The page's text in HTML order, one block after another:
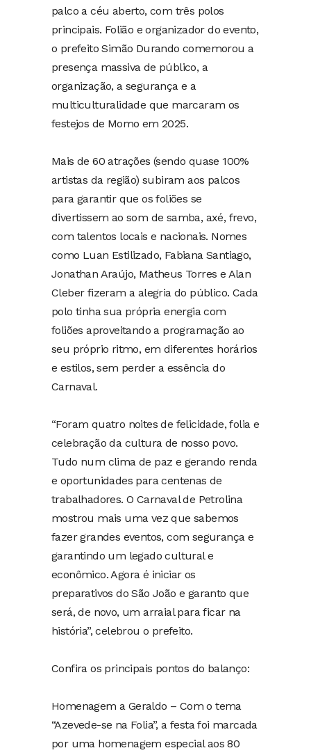
palco a céu aberto, com três polos
principais. Folião e organizador do evento,
o prefeito Simão Durando comemorou a
presença massiva de público, a
organização, a segurança e a
multiculturalidade que marcaram os
festejos de Momo em 2025.
Mais de 60 atrações (sendo quase 100%
artistas da região) subiram aos palcos
para garantir que os foliões se
divertissem ao som de samba, axé, frevo,
com talentos locais e nacionais. Nomes
como Luan Estilizado, Fabiana Santiago,
Jonathan Araújo, Matheus Torres e Alan
Cleber fizeram a alegria do público. Cada
polo tinha sua própria energia com
foliões aproveitando a programação ao
seu próprio ritmo, em diferentes horários
e estilos, sem perder a essência do
Carnaval.
“Foram quatro noites de felicidade, folia e
celebração da cultura de nosso povo.
Tudo num clima de paz e gerando renda
e oportunidades para centenas de
trabalhadores. O Carnaval de Petrolina
mostrou mais uma vez que sabemos
fazer grandes eventos, com segurança e
garantindo um legado cultural e
econômico. Agora é iniciar os
preparativos do São João e garanto que
será, de novo, um arraial para ficar na
história”, celebrou o prefeito.
Confira os principais pontos do balanço:
Homenagem a Geraldo – Com o tema
“Azevede-se na Folia”, a festa foi marcada
por uma homenagem especial aos 80